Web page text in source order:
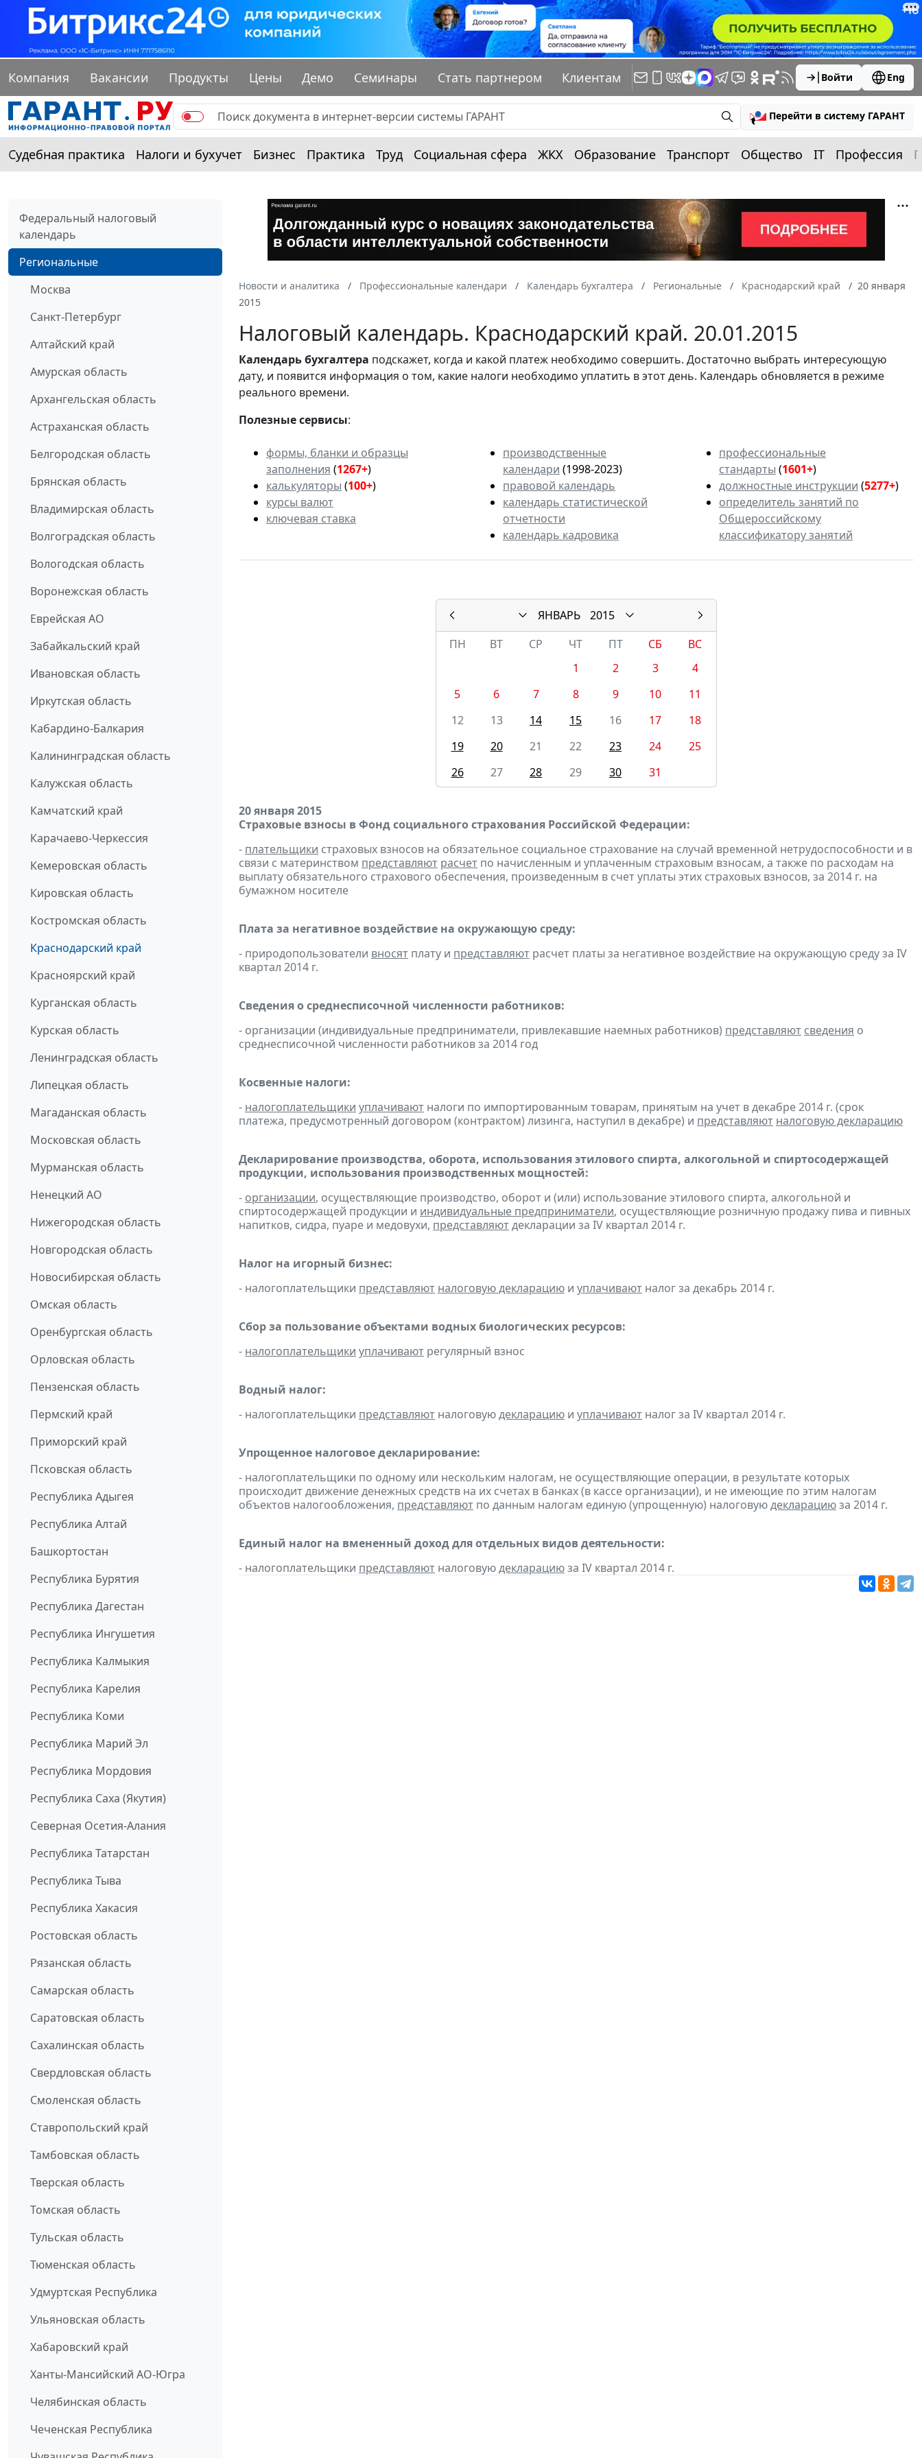
Компания Вакансии Продукты Цены Демо Семинары Стать партнером Клиентам Войти Eng
Перейти в систему ГАРАНТ
Судебная практика Налоги и бухучет Бизнес Практика Труд Социальная сфера ЖКХ Образование Транспорт Общество IT Профессия
Федеральный налоговый
календарь
Региональные
Москва
Санкт-Петербург
Алтайский край
Амурская область
Архангельская область
Астраханская область
Белгородская область
Брянская область
Владимирская область
Волгоградская область
Вологодская область
Воронежская область
Еврейская АО
Забайкальский край
Ивановская область
Иркутская область
Кабардино-Балкария
Калининградская область
Калужская область
Камчатский край
Карачаево-Черкессия
Кемеровская область
Кировская область
Костромская область
Краснодарский край
Красноярский край
Курганская область
Курская область
Ленинградская область
Липецкая область
Магаданская область
Московская область
Мурманская область
Ненецкий АО
Нижегородская область
Новгородская область
Новосибирская область
Омская область
Оренбургская область
Орловская область
Пензенская область
Пермский край
Приморский край
Псковская область
Республика Адыгея
Республика Алтай
Башкортостан
Республика Бурятия
Республика Дагестан
Республика Ингушетия
Республика Калмыкия
Республика Карелия
Республика Коми
Республика Марий Эл
Республика Мордовия
Республика Саха (Якутия)
Северная Осетия-Алания
Республика Татарстан
Республика Тыва
Республика Хакасия
Ростовская область
Рязанская область
Самарская область
Саратовская область
Сахалинская область
Свердловская область
Смоленская область
Ставропольский край
Тамбовская область
Тверская область
Томская область
Тульская область
Тюменская область
Удмуртская Республика
Ульяновская область
Хабаровский край
Ханты-Мансийский АО-Югра
Челябинская область
Чеченская Республика
Новости и аналитика Профессиональные календари Календарь бухгалтера Региональные Краснодарский край
20 января
2015
Налоговый календарь. Краснодарский край. 20.01.2015
Календарьбухгалтера подскажет, когда и какой платеж необходимо совершить. Достаточно выбрать интересующую
дату, и появится информация о том, какие налоги необходимо уплатить в этот день. Календарь обновляется в режиме
реального времени.
Полезные сервисы:
формы, бланки и образцы
заполнения (1267+)
калькуляторы (100+)
курсы валют
ключевая ставка
производственные
календари (1998-2023)
правовой календарь
календарь статистической
отчетности
календарь кадровика
профессиональные
стандарты (1601+)
должностные инструкции (5277+)
определитель занятий по
Общероссийскому
классификатору занятий
ЯНВАРЬ
2015
ПН
ВТ СР ЧТ ПТ СБ
ВС
1
2 3
4
5
6 7 8 9 10
11
12
13 14 15 16 17
18
19
20 21 22 23 24
25
26
27 28 29 30 31
20 января 2015
Страховые взносы в Фонд социального страхования Российской Федерации:
- плательщики страховых взносов на обязательное социальное страхование на случай временной нетрудоспособности и в
связи с материнством представляют расчет по начисленным и уплаченным страховым взносам, а также по расходам на
выплату обязательного страхового обеспечения, произведенным в счет уплаты этих страховых взносов, за 2014 г. на
бумажном носителе
Плата за негативное воздействие на окружающую среду:
- природопользователи вносят плату и представляют расчет платы за негативное воздействие на окружающую среду за IV
квартал 2014 г.
Сведения о среднесписочной численности работников:
- организации (индивидуальные предприниматели, привлекавшие наемных работников) представляют сведения о
среднесписочной численности работников за 2014 год
Косвенные налоги:
- налогоплательщики уплачивают налоги по импортированным товарам, принятым на учет в декабре 2014 г. (срок
платежа, предусмотренный договором (контрактом) лизинга, наступил в декабре) и представляют налоговую декларацию
Декларирование производства, оборота, использования этилового спирта, алкогольной и спиртосодержащей
продукции, использования производственных мощностей:
- организации, осуществляющие производство, оборот и (или) использование этилового спирта, алкогольной и
спиртосодержащей продукции и индивидуальные предприниматели, осуществляющие розничную продажу пива и пивных
напитков, сидра, пуаре и медовухи, представляютдекларации за IV квартал 2014 г.
Налог на игорный бизнес:
- налогоплательщики представляют налоговую декларацию и уплачивают налог за декабрь 2014 г.
Сбор за пользование объектами водных биологических ресурсов:
- налогоплательщики уплачивают регулярный взнос
Водный налог:
- налогоплательщики представляют налоговуюдекларацию и уплачивают налог за IV квартал 2014 г.
Упрощенное налоговое декларирование:
- налогоплательщики по одному или нескольким налогам, не осуществляющие операции, в результате которых
происходит движение денежных средств на их счетах в банках (в кассе организации), и не имеющие по этим налогам
объектов налогообложения, представляют по данным налогам единую (упрощенную) налоговуюдекларациюза 2014 г.
Единый налог на вмененный доход для отдельных видов деятельности:
- налогоплательщики представляют налоговуюдекларациюза IV квартал 2014 г.